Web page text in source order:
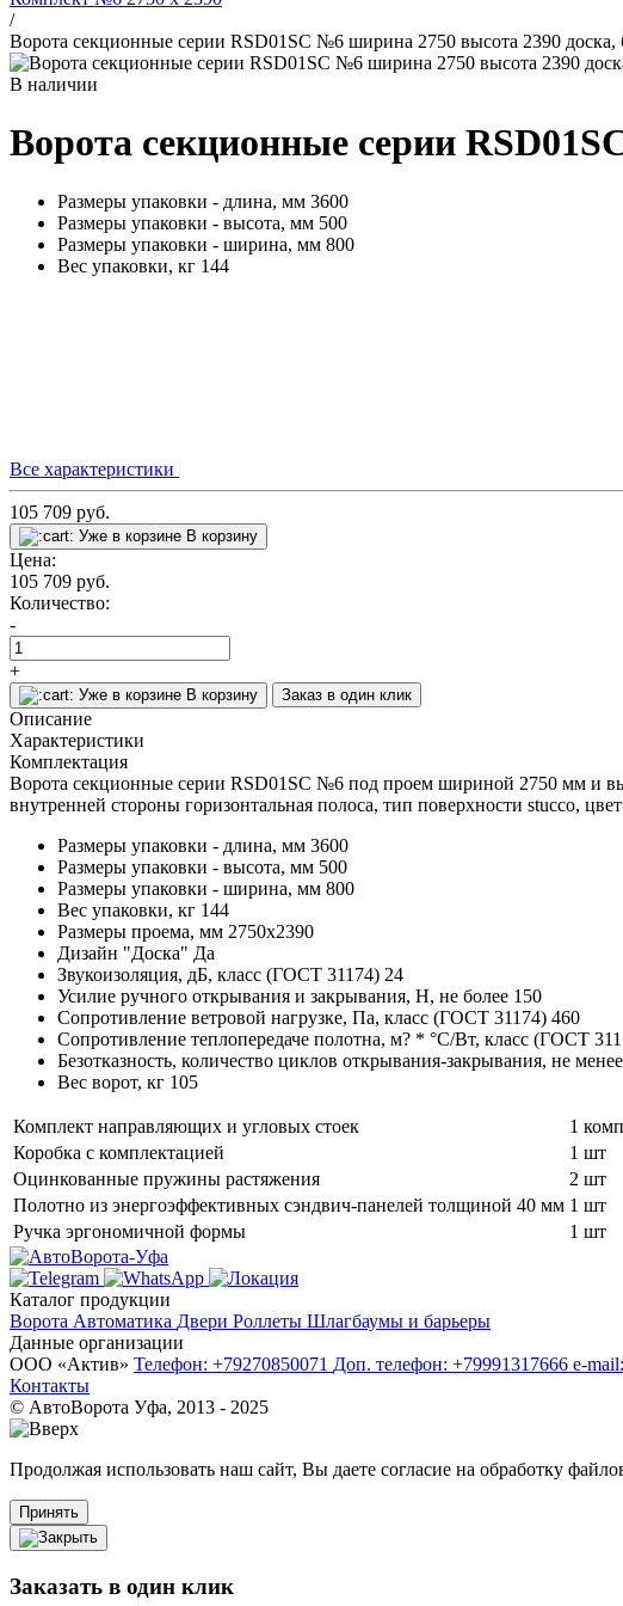
/
Ворота секционные серии RSD01SС №6 ширина 2750 высота 2390 доска,
В наличии
Ворота секционные серии
Размеры упаковки - длина, мм 3600
Размеры упаковки - высота, мм 500
Размеры упаковки - ширина, мм 800
Вес упаковки, кг 144
Все характеристики
105 709 руб.
Уже в корзине В корзину
Цена:
105 709 руб.
Количество:
-
+
Уже в корзине В корзину Заказ в один клик
Описание
Характеристики
Комплектация
Ворота секционные серии RSD01SC №6 под проем шириной 2750 мм и
внутренней стороны горизонтальная полоса, тип поверхности stucco,
Размеры упаковки - длина, мм 3600
Размеры упаковки - высота, мм 500
Размеры упаковки - ширина, мм 800
Вес упаковки, кг 144
Размеры проема, мм 2750x2390
Дизайн "Доска" Да
Звукоизоляция, дБ, класс (ГОСТ 31174) 24
Усилие ручного открывания и закрывания, Н, не более 150
Сопротивление ветровой нагрузке, Па, класс (ГОСТ 31174) 460
Сопротивление теплопередаче полотна, м? * °С/Вт, класс (ГОСТ
Безотказность, количество циклов открывания-закрывания, не менее
Вес ворот, кг 105
Комплект направляющих и угловых стоек
1
Коробка с комплектацией
1 шт
Оцинкованные пружины растяжения
2 шт
Полотно из энергоэффективных сэндвич-панелей толщиной 40 мм 1 шт
Ручка эргономичной формы
1 шт
Каталог продукции
Ворота Автоматика Двери Роллеты Шлагбаумы и барьеры
Данные организации
ООО «‎Актив»‎ Телефон: +79270850071 Доп. телефон: +79991317666 e-
Контакты
© АвтоВорота Уфа, 2013 - 2025
Продолжая использовать наш сайт, Вы даете согласие на обработку
Принять
Заказать в один клик